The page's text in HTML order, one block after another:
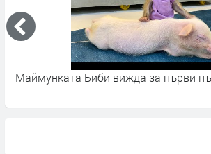
Маймунката Биби вижда за първи